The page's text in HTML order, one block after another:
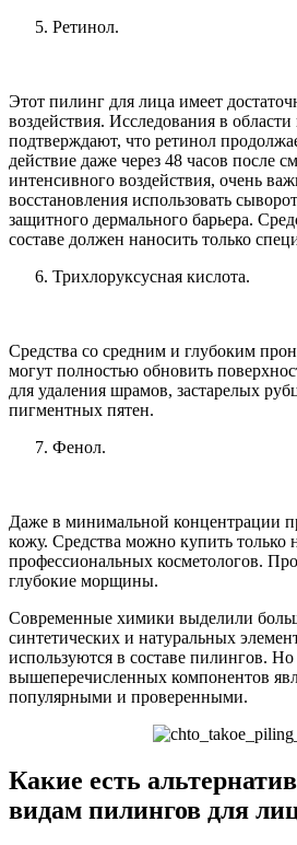
Ретинол.
Этот пилинг для лица имеет
воздействия. Исследования в области
подтверждают, что ретинол
действие даже через 48 часов после
интенсивного воздействия, очень
восстановления использовать
защитного дермального барьера.
составе должен наносить только
Трихлоруксусная кислота.
Средства со средним и глубоким
могут полностью обновить
для удаления шрамов, застарелых
пигментных пятен.
Фенол.
Даже в минимальной концентрации
кожу. Средства можно купить только
профессиональных косметологов.
глубокие морщины.
Современные химики выделили
синтетических и натуральных
используются в составе пилингов.
вышеперечисленных компонентов
популярными и проверенными.
Какие есть
видам пилингов для